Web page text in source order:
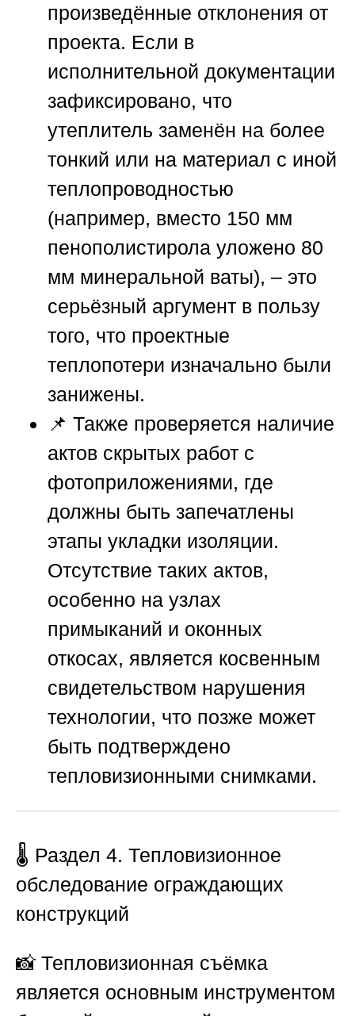
произведённые отклонения от
проекта. Если в
исполнительной документации
зафиксировано, что
утеплитель заменён на более
тонкий или на материал с иной
теплопроводностью
(например, вместо 150 мм
пенополистирола уложено 80
мм минеральной ваты), – это
серьёзный аргумент в пользу
того, что проектные
теплопотери изначально были
занижены.
📌 Также проверяется наличие
актов скрытых работ с
фотоприложениями, где
должны быть запечатлены
этапы укладки изоляции.
Отсутствие таких актов,
особенно на узлах
примыканий и оконных
откосах, является косвенным
свидетельством нарушения
технологии, что позже может
быть подтверждено
тепловизионными снимками.
🌡️ Раздел 4. Тепловизионное
обследование ограждающих
конструкций
📸 Тепловизионная съёмка
является основным инструментом